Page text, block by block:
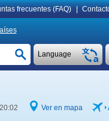
frecuentes (FAQ)
Language
Ver en mapa